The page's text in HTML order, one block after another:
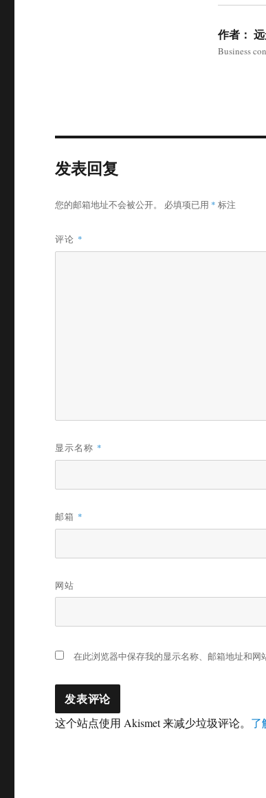
作者：
Business
发表回复
您的邮箱地址不会被公开。 必填项已用 * 标注
评论 *
显示名称 *
邮箱 *
网站
在此浏览器中保存我的显示名称、邮箱地址和网
这个站点使用 Akismet 来减少垃圾评论。 了